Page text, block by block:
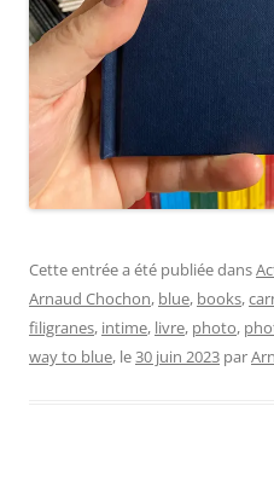
Cette entrée a été publiée dans
Arnaud Chochon, blue, books,
filigranes, intime, livre, photo,
way to blue, le30 juin 2023 par